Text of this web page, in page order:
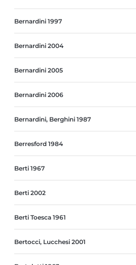
Bernardini 1997
Bernardini 2004
Bernardini 2005
Bernardini 2006
Bernardini, Berghini 1987
Berresford 1984
Berti 1967
Berti 2002
Berti Toesca 1961
Bertocci, Lucchesi 2001